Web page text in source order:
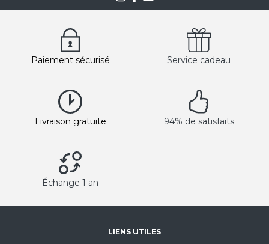
Paiement sécurisé Service cadeau
Livraison gratuite 94% de satisfaits
Échange 1 an
LIENS UTILES